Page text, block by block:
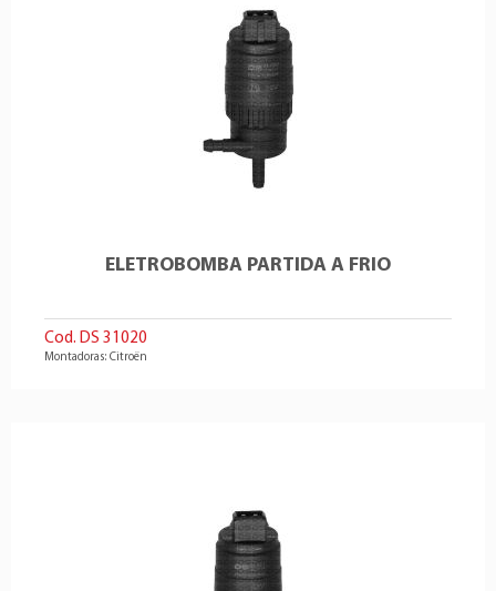
ELETROBOMBA PARTIDA A FRIO
Cod. DS 31020
Montadoras: Citroën